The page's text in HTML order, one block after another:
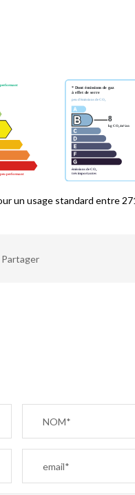
un usage standard entre
Partager
NOM*
email*